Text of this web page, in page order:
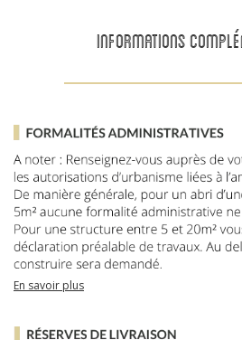
INFORMATIONS
En savoir plus